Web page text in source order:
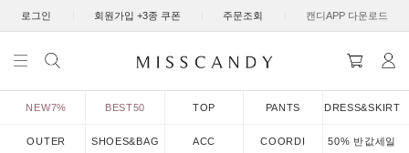
로그인 회원가입 +3종 쿠폰 주문조회 캔디APP 다운로드
NEW7% BEST50 TOP PANTS DRESS&SKIRT
OUTER SHOES&BAG ACC COORDI 50% 반값세일